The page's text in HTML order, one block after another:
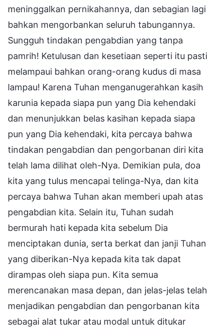
meninggalkan pernikahannya, dan sebagian lagi
bahkan mengorbankan seluruh tabungannya.
Sungguh tindakan pengabdian yang tanpa
pamrih! Ketulusan dan kesetiaan seperti itu pasti
melampaui bahkan orang-orang kudus di masa
lampau! Karena Tuhan menganugerahkan kasih
karunia kepada siapa pun yang Dia kehendaki
dan menunjukkan belas kasihan kepada siapa
pun yang Dia kehendaki, kita percaya bahwa
tindakan pengabdian dan pengorbanan diri kita
telah lama dilihat oleh-Nya. Demikian pula, doa
kita yang tulus mencapai telinga-Nya, dan kita
percaya bahwa Tuhan akan memberi upah atas
pengabdian kita. Selain itu, Tuhan sudah
bermurah hati kepada kita sebelum Dia
menciptakan dunia, serta berkat dan janji Tuhan
yang diberikan-Nya kepada kita tak dapat
dirampas oleh siapa pun. Kita semua
merencanakan masa depan, dan jelas-jelas telah
menjadikan pengabdian dan pengorbanan kita
sebagai alat tukar atau modal untuk ditukar